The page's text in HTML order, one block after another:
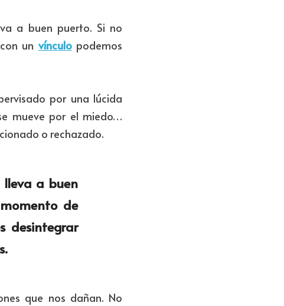
a buen puerto. Si no
un vínculo podemos
por una lúcida
mueve por el miedo…
o rechazado.
lleva a buen
de
desintegrar
que nos dañan. No